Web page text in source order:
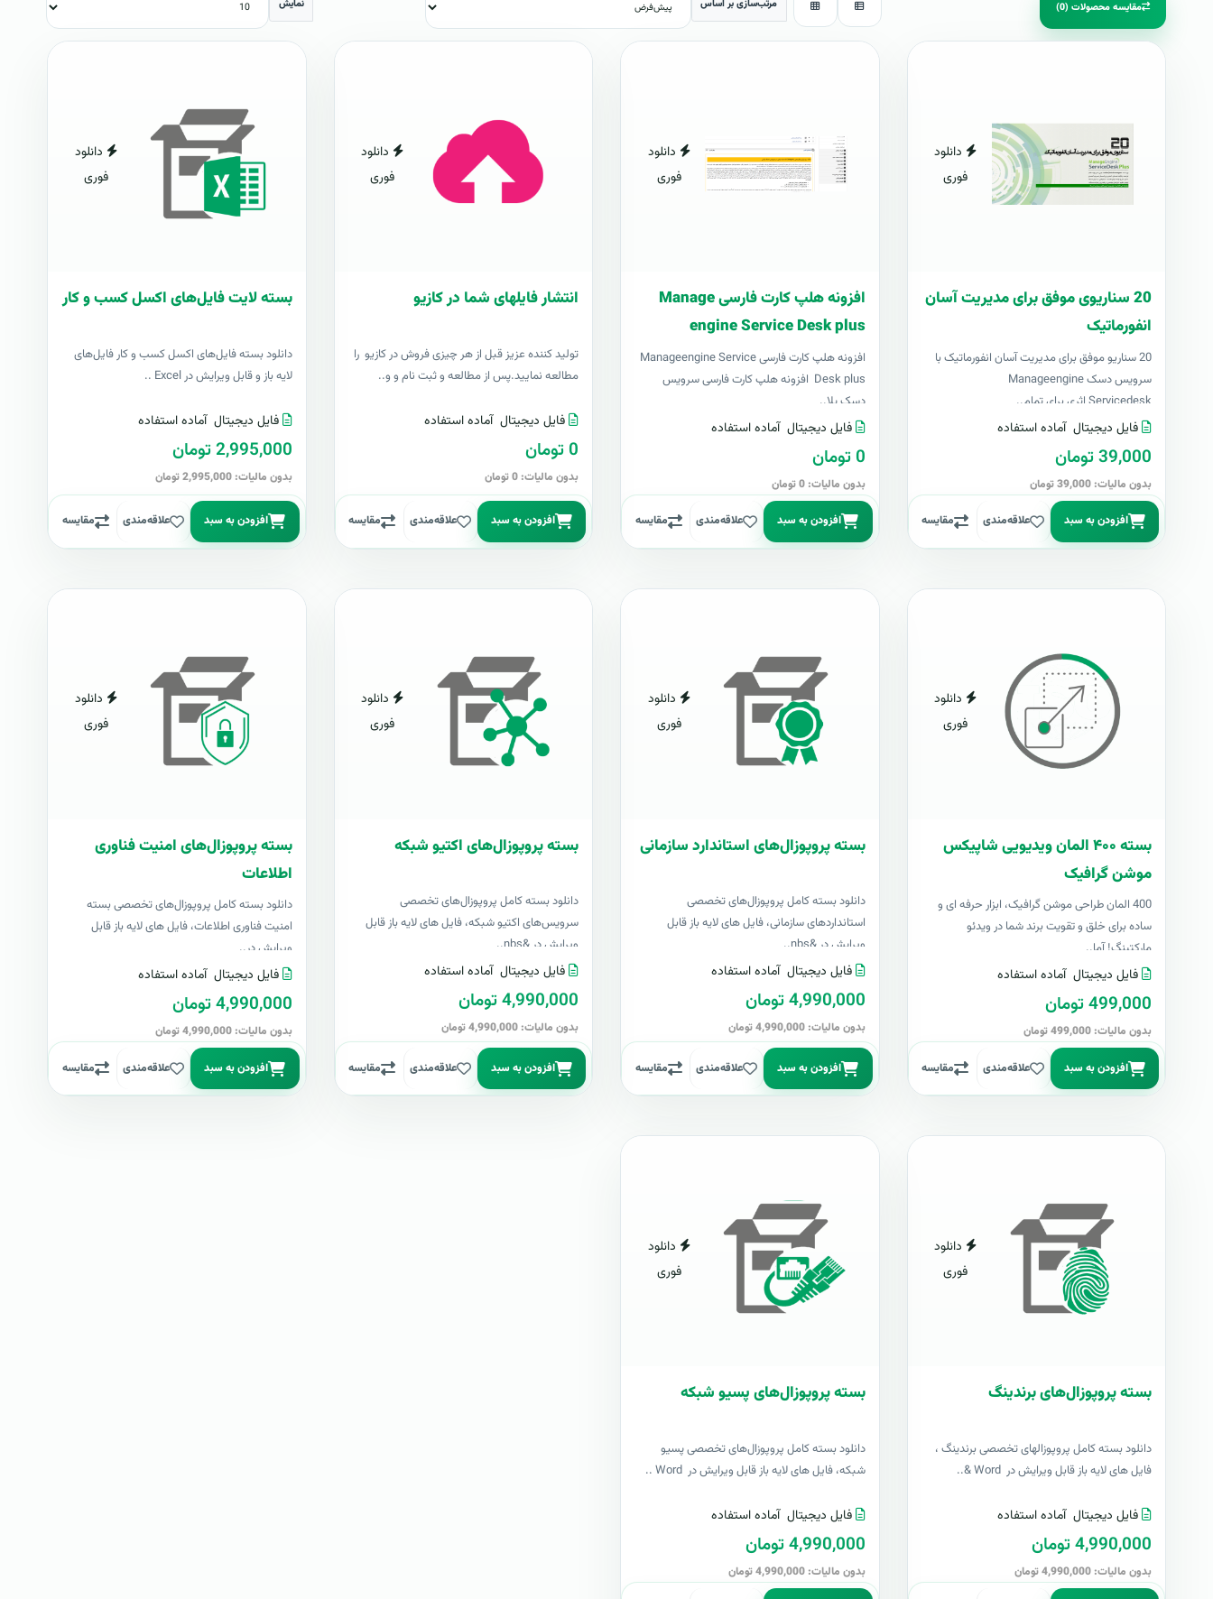
مقایسه محصولات (0) مرتب‌سازی بر اساس نمایش
دانلود
فوری
20 سناریوی موفق برای مدیریت آسان
انفورماتیک
20 سناریو موفق برای مدیریت آسان انفورماتیک با
سرویس دسک Manageengine
Servicedesk اثری برای تمام..
فایل دیجیتال آماده استفاده
39,000 تومان
بدون مالیات: 39,000 تومان
افزودن به سبد علاقه‌مندی مقایسه
دانلود
فوری
افزونه هلپ کارت فارسی Manage
engine Service Desk plus
افزونه هلپ کارت فارسی Manageengine Service
Desk plus افزونه هلپ کارت فارسی سرویس
دسک پلا..
فایل دیجیتال آماده استفاده
0 تومان
بدون مالیات: 0 تومان
افزودن به سبد علاقه‌مندی مقایسه
دانلود
فوری
انتشار فایلهای شما در کازیو
توليد کننده عزيز قبل از هر چیزی فروش در کازیو را
مطالعه نمایید.پس از مطالعه و ثبت نام و و..
فایل دیجیتال آماده استفاده
0 تومان
بدون مالیات: 0 تومان
افزودن به سبد علاقه‌مندی مقایسه
دانلود
فوری
بسته لایت فایل‌های اکسل کسب و کار
دانلود بسته فایل‌های اکسل کسب و کار فایل‌های
لایه باز و قابل ویرایش در Excel ..
فایل دیجیتال آماده استفاده
2,995,000 تومان
بدون مالیات: 2,995,000 تومان
افزودن به سبد علاقه‌مندی مقایسه
دانلود
فوری
بسته ۴۰۰ المان ویدیویی شاپیکس
موشن گرافیک
400 المان طراحی موشن گرافیک، ابزار حرفه ای و
ساده برای خلق و تقویت برند شما در ویدئو
مارکتینگ! آما..
فایل دیجیتال آماده استفاده
499,000 تومان
بدون مالیات: 499,000 تومان
افزودن به سبد علاقه‌مندی مقایسه
دانلود
فوری
بسته پروپوزال‌های استاندارد سازمانی
دانلود بسته کامل پروپوزال‌های تخصصی
استانداردهای سازمانی، فایل های لایه باز قابل
ویرایش در &nbs..
فایل دیجیتال آماده استفاده
4,990,000 تومان
بدون مالیات: 4,990,000 تومان
افزودن به سبد علاقه‌مندی مقایسه
دانلود
فوری
بسته پروپوزال‌های اکتیو شبکه
دانلود بسته کامل پروپوزال‌های تخصصی
سرویس‌های اکتیو شبکه، فایل های لایه باز قابل
ویرایش در &nbs..
فایل دیجیتال آماده استفاده
4,990,000 تومان
بدون مالیات: 4,990,000 تومان
افزودن به سبد علاقه‌مندی مقایسه
دانلود
فوری
بسته پروپوزال‌های امنیت فناوری
اطلاعات
دانلود بسته کامل پروپوزال‌های تخصصی بسته
امنیت فناوری اطلاعات، فایل های لایه باز قابل
ویرایش در..
فایل دیجیتال آماده استفاده
4,990,000 تومان
بدون مالیات: 4,990,000 تومان
افزودن به سبد علاقه‌مندی مقایسه
دانلود
فوری
بسته پروپوزال‌های برندینگ
دانلود بسته کامل پروپوزالهای تخصصی برندینگ ،
فایل های لایه باز قابل ویرایش در Word &..
فایل دیجیتال آماده استفاده
4,990,000 تومان
بدون مالیات: 4,990,000 تومان
دانلود
فوری
بسته پروپوزال‌های پسیو شبکه
دانلود بسته کامل پروپوزال‌های تخصصی پسیو
شبکه، فایل های لایه باز قابل ویرایش در Word ..
فایل دیجیتال آماده استفاده
4,990,000 تومان
بدون مالیات: 4,990,000 تومان